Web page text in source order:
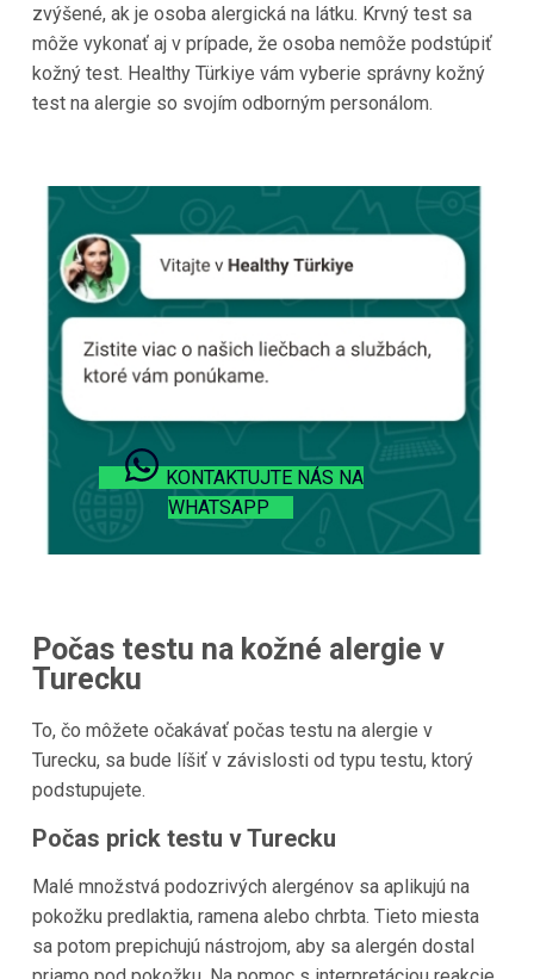
zvýšené, ak je osoba alergická na látku. Krvný test sa
môže vykonať aj v prípade, že osoba nemôže podstúpiť
kožný test. Healthy Türkiye vám vyberie správny kožný
test na alergie so svojím odborným personálom.
KONTAKTUJTE NÁS NA
WHATSAPP
Počas testu na kožné alergie v
Turecku
To, čo môžete očakávať počas testu na alergie v
Turecku, sa bude líšiť v závislosti od typu testu, ktorý
podstupujete.
Počas prick testu v Turecku
Malé množstvá podozrivých alergénov sa aplikujú na
pokožku predlaktia, ramena alebo chrbta. Tieto miesta
sa potom prepichujú nástrojom, aby sa alergén dostal